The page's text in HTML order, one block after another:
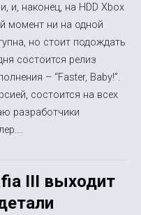
и, наконец, на HDD Xbox
момент ни на одной
но стоит подождать
состоится релиз
– “Faster, Baby!”.
состоится на всех
разработчики
III выходит